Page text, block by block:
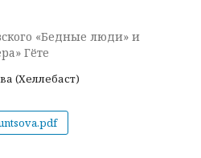
«Бедные люди» и
Гёте
(Хеллебаст)